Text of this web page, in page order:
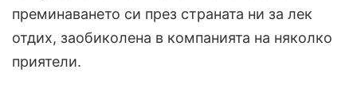
преминаването си през страната ни за лек
отдих, заобиколена в компанията на няколко
приятели.